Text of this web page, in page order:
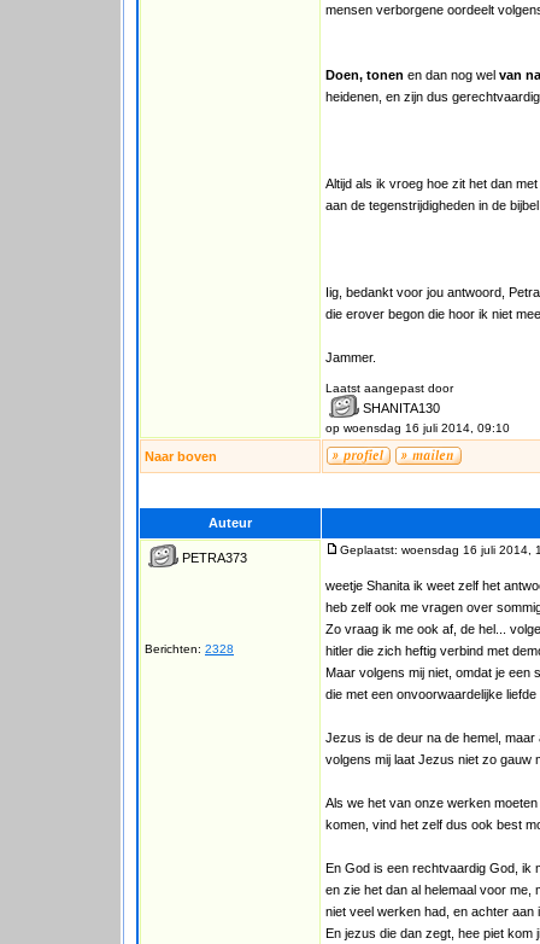
mensen verborgene oordeelt
Doen, tonen en dan nog wel van
heidenen, en zijn dus
Altijd als ik vroeg hoe zit het dan
aan de tegenstrijdigheden in de
Iig, bedankt voor jou antwoord,
die erover begon die hoor ik niet
Jammer.
Laatst aangepast door
SHANITA130
op woensdag 16 juli 2014, 09:10
Naar boven
Auteur
PETRA373
Berichten: 2328
Geplaatst: woensdag 16 juli 2014,
weetje Shanita ik weet zelf het
heb zelf ook me vragen over
Zo vraag ik me ook af, de hel...
hitler die zich heftig verbind met
Maar volgens mij niet, omdat je een
die met een onvoorwaardelijke
Jezus is de deur na de hemel,
volgens mij laat Jezus niet zo gauw
Als we het van onze werken
komen, vind het zelf dus ook best
En God is een rechtvaardig God, ik
en zie het dan al helemaal voor
niet veel werken had, en achter aan
En jezus die dan zegt, hee piet kom